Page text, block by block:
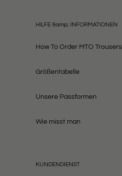
HILFE &amp; INFORMATIONEN
How To Order MTO Trousers
Größentabelle
Unsere Passformen
Wie misst man
KUNDENDIENST